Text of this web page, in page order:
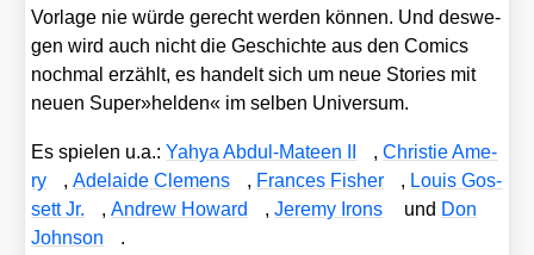
Vor­la­ge nie wür­de gerecht wer­den kön­nen. Und des­we­
gen wird auch nicht die Geschich­te aus den Comics
noch­mal erzählt, es han­delt sich um neue Sto­ries mit
neu­en Super»helden« im sel­ben Uni­ver­sum.
Es spie­len u.a.:Yahya Abdul-Mate­en II ,Chris­tie Ame­
ry
,Ade­lai­de Cle­mens , Fran­ces Fisher , Lou­is Gos­
sett Jr.
,Andrew Howard ,Jere­my Irons und Don
John­son
.